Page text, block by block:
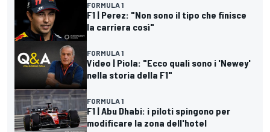
FORMULA 1
F1 | Perez: "Non sono il tipo che finisce
la carriera così"
FORMULA 1
Video | Piola: "Ecco quali sono i 'Newey'
nella storia della F1"
FORMULA 1
F1 | Abu Dhabi: i piloti spingono per
modificare la zona dell'hotel